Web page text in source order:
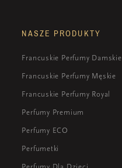
NASZE PRODUKTY
Francuskie Perfumy Damskie
Francuskie Perfumy Męskie
Francuskie Perfumy Royal
Perfumy Premium
Perfumy ECO
Perfumetki